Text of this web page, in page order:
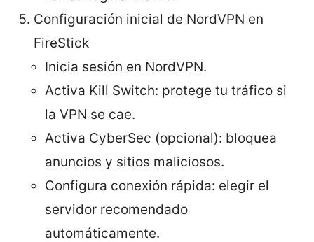
Configuración inicial de NordVPN en
FireStick
Inicia sesión en NordVPN.
Activa Kill Switch: protege tu tráfico si
la VPN se cae.
Activa CyberSec (opcional): bloquea
anuncios y sitios maliciosos.
Configura conexión rápida: elegir el
servidor recomendado
automáticamente.